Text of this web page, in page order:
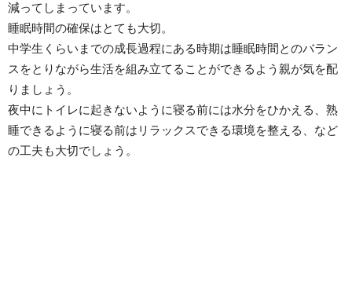
減ってしまっています。
睡眠時間の確保はとても大切。
中学生くらいまでの成長過程にある時期は睡眠時間とのバラン
スをとりながら生活を組み立てることができるよう親が気を配
りましょう。
夜中にトイレに起きないように寝る前には水分をひかえる、熟
睡できるように寝る前はリラックスできる環境を整える、など
の工夫も大切でしょう。